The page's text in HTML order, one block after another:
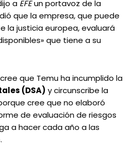
a EFEun portavoz de la
que la empresa, que puede
la justicia europea, evaluará
que tiene a su
que Temu ha incumplido la
(DSA) y circunscribe la
cree que no elaboró
de evaluación de riesgos
a hacer cada año a las